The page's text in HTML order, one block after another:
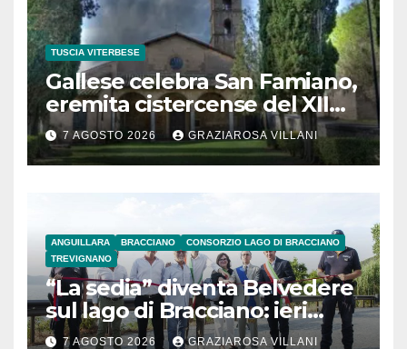
TUSCIA VITERBESE
Gallese celebra San Famiano,
eremita cistercense del XII
secolo
7 AGOSTO 2026 GRAZIAROSA VILLANI
ANGUILLARA BRACCIANO
CONSORZIO LAGO DI BRACCIANO
TREVIGNANO
“La sedia” diventa Belvedere
sul lago di Bracciano: ieri
l’inaugurazione
7 AGOSTO 2026 GRAZIAROSA VILLANI